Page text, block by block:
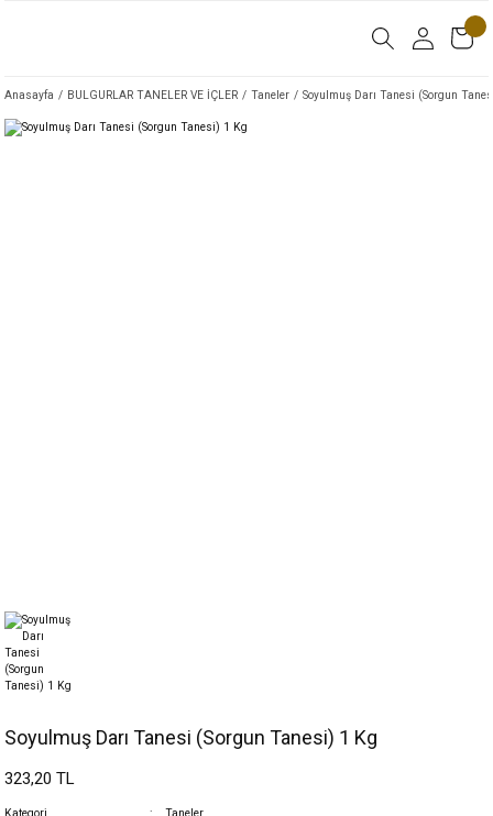
Anasayfa BULGURLAR TANELER VE İÇLER Taneler Soyulmuş Darı Tanesi (Sorgun
Soyulmuş Darı Tanesi (Sorgun Tanesi) 1 Kg
323,20 TL
Kategori
Taneler